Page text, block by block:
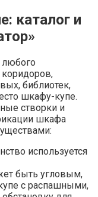
каталог и
коридоров,
библиотек,
шкафу-купе.
створки и
шкафа
используется
быть угловым,
с распашными,